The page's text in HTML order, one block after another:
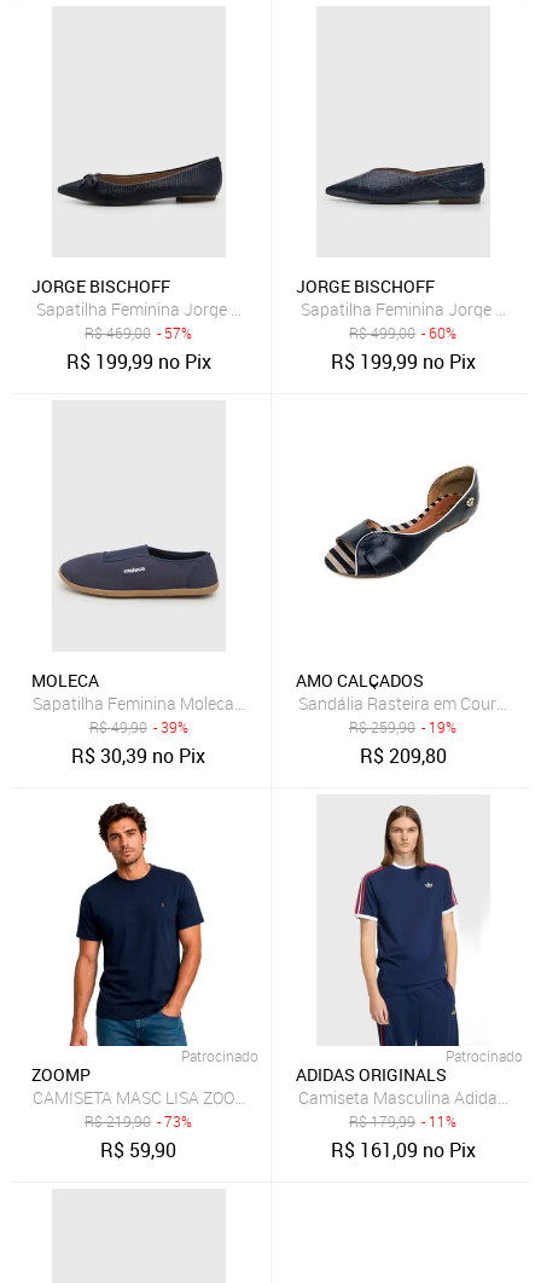
JORGE BISCHOFF
Sapatilha Feminina Jorge Bischoff Laço Azul Marinho
R$469,00 - 57%
R$ 199,99 no Pix
JORGE BISCHOFF
Sapatilha Feminina Jorge
R$499,00 - 60%
R$ 199,99 no Pix
MOLECA
Sapatilha Feminina Moleca Têxtil Azul Marinho
R$49,90 - 39%
R$30,39 no Pix
AMO CALÇADOS
Sandália Rasteira em Couro
R$259,90 - 19%
R$209,80
Patrocinado
ZOOMP
CAMISETA MASC LISA ZOOMP
R$219,90 - 73%
R$ 59,90
Patrocinado
ADIDAS ORIGINALS
Camiseta Masculina Adidas
R$179,99 - 11%
R$ 161,09 no Pix